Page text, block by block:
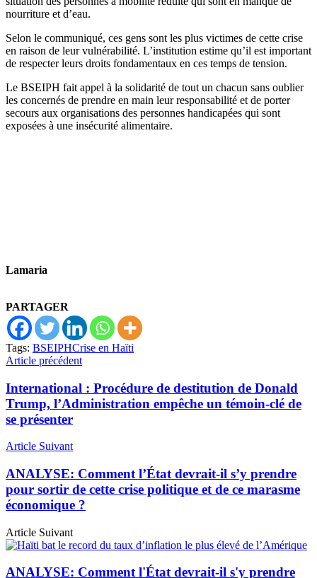
nourriture et d’eau.
Selon le communiqué, ces gens sont les plus victimes de cette crise
en raison de leur vulnérabilité. L’institution estime qu’il est important
de respecter leurs droits fondamentaux en ces temps de tension.
Le BSEIPH fait appel à la solidarité de tout un chacun sans oublier
les concernés de prendre en main leur responsabilité et de porter
secours aux organisations des personnes handicapées qui sont
exposées à une insécurité alimentaire.
Lamaria
PARTAGER
Tags: BSEIPHCrise en Haïti
Article précédent
International : Procédure de destitution de Donald
Trump, l’Administration empêche un témoin-clé de
se présenter
Article Suivant
ANALYSE: Comment l’État devrait-il s’y prendre
pour sortir de cette crise politique et de ce marasme
économique ?
Article Suivant
ANALYSE: Comment l'État devrait-il s'y prendre